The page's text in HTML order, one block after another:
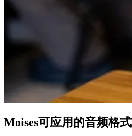
Moises可应用的音频格式